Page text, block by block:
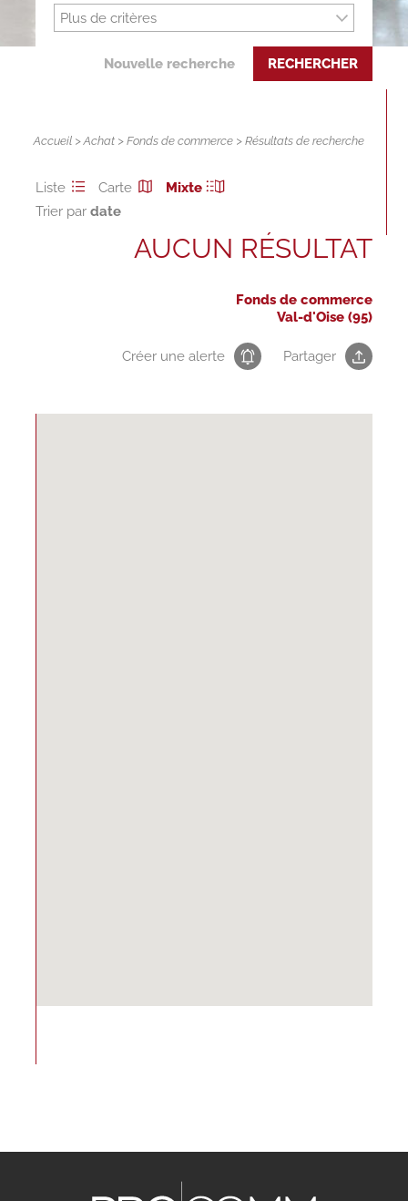
Plus de critères
Nouvelle recherche RECHERCHER
Accueil >Achat >Fonds de commerce > Résultats de recherche
Liste Carte
Mixte
Trier par
AUCUN RÉSULTAT
Fonds de commerce
Val-d'Oise (95)
Créer une alerte Partager